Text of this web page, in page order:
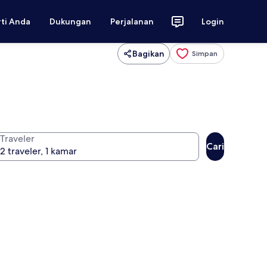
Anda Dukungan Perjalanan Login
Bagikan Simpan
Traveler
Cari